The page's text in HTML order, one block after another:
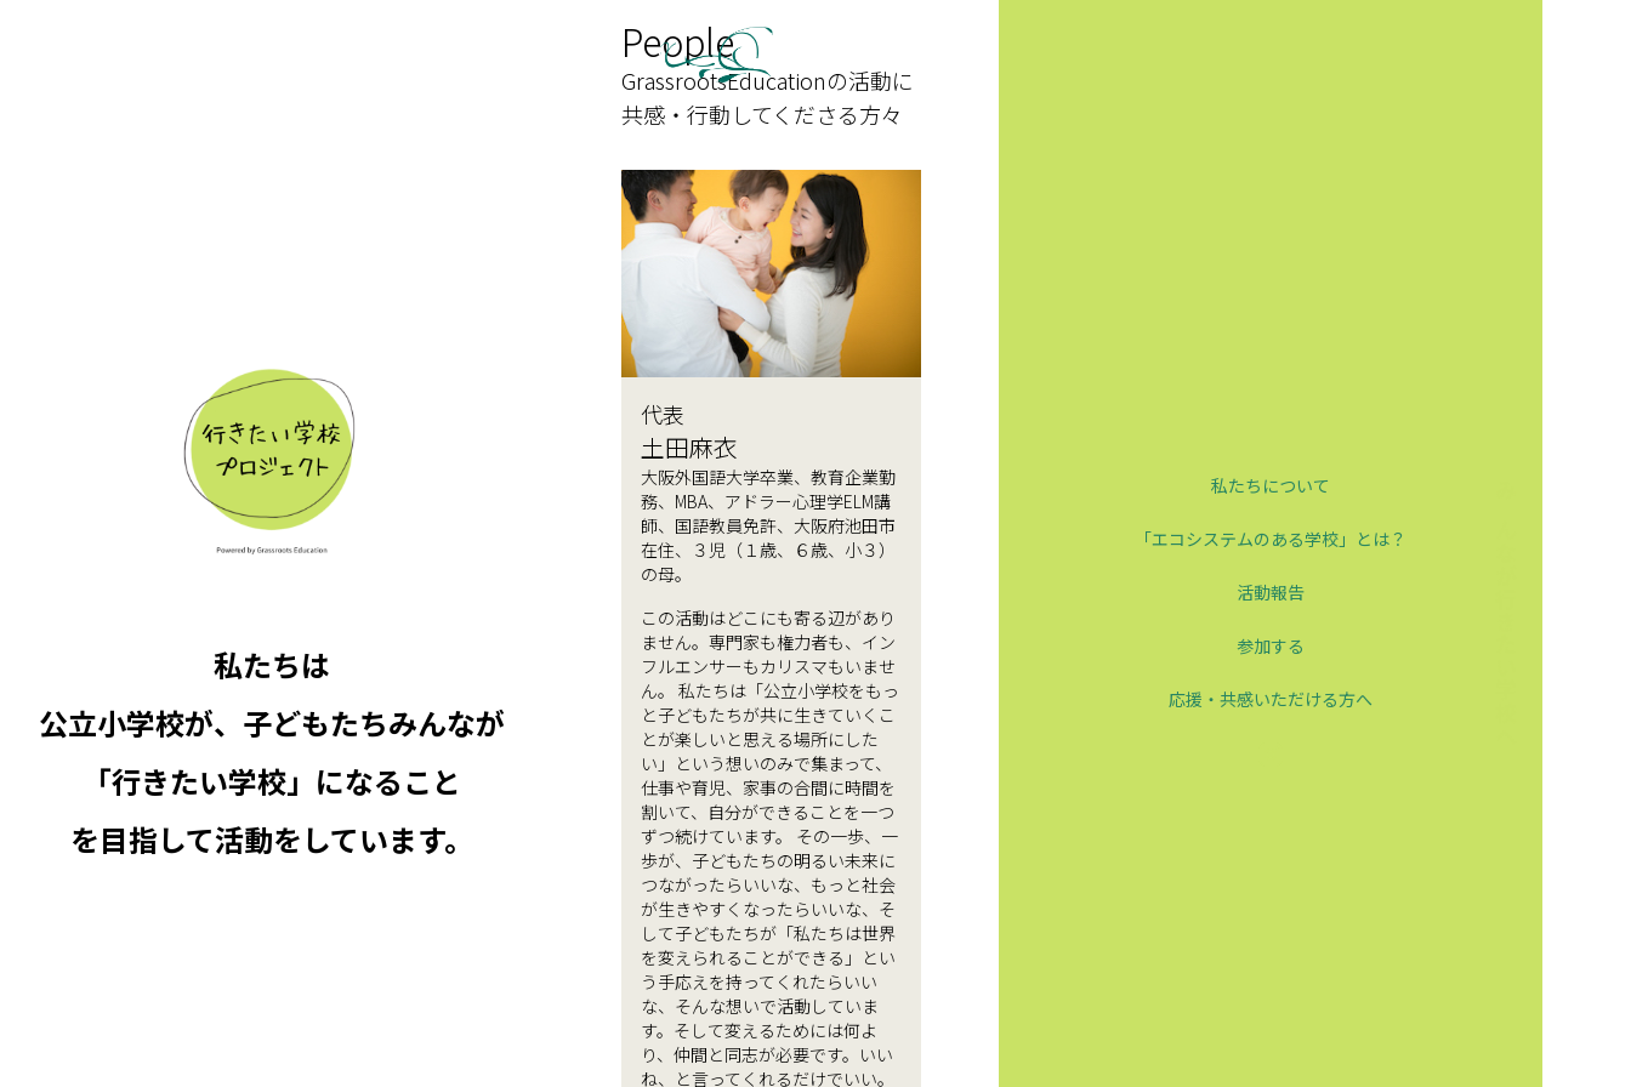
私たちは
公立小学校が、子どもたちみんなが
「行きたい学校」になること
を目指して活動をしています。
People
GrassrootsEducationの活動に
共感・行動してくださる方々
代表
土田麻衣
大阪外国語大学卒業、教育企業勤
務、MBA、アドラー心理学ELM講
師、国語教員免許、大阪府池田市
在住、３児（１歳、６歳、小３）
の母。
この活動はどこにも寄る辺があり
ません。専門家も権力者も、イン
フルエンサーもカリスマもいませ
ん。 私たちは「公立小学校をもっ
と子どもたちが共に生きていくこ
とが楽しいと思える場所にした
い」という想いのみで集まって、
仕事や育児、家事の合間に時間を
割いて、自分ができることを一つ
ずつ続けています。 その一歩、一
歩が、子どもたちの明るい未来に
つながったらいいな、もっと社会
が生きやすくなったらいいな、そ
して子どもたちが「私たちは世界
を変えられることができる」とい
う手応えを持ってくれたらいい
な、そんな想いで活動していま
す。そして変えるためには何よ
り、仲間と同志が必要です。いい
ね、と言ってくれるだけでいい。
私たちについて
「エコシステムのある学校」とは？
活動報告
参加する
応援・共感いただける方へ